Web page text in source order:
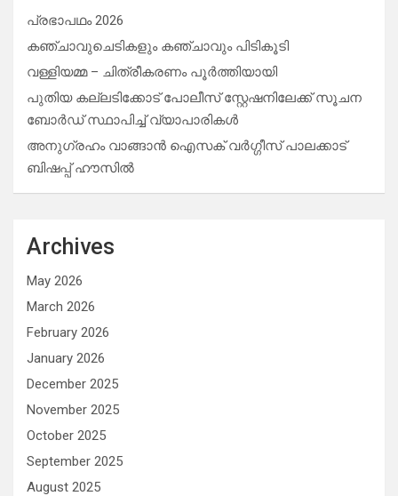
പ്രഭാപഥം 2026
കഞ്ചാവുചെടികളും കഞ്ചാവും പിടികൂടി
വള്ളിയമ്മ – ചിത്രീകരണം പൂർത്തിയായി
പുതിയ കല്ലടിക്കോട് പോലീസ് സ്റ്റേഷനിലേക്ക് സൂചന
ബോർഡ് സ്ഥാപിച്ച് വ്യാപാരികൾ
അനുഗ്രഹം വാങ്ങാൻ ഐസക് വര്‍ഗ്ഗീസ് പാലക്കാട്
ബിഷപ്പ് ഹൗസില്‍
Archives
May 2026
March 2026
February 2026
January 2026
December 2025
November 2025
October 2025
September 2025
August 2025